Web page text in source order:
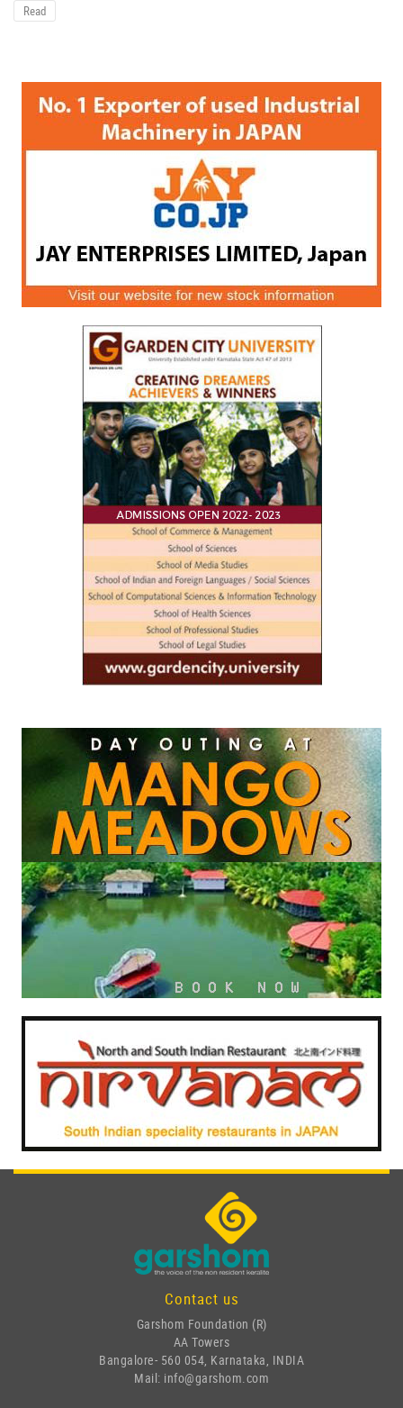
Read
Contact us
Garshom Foundation (R)
AA Towers
Bangalore- 560 054, Karnataka, INDIA
Mail: info@garshom.com